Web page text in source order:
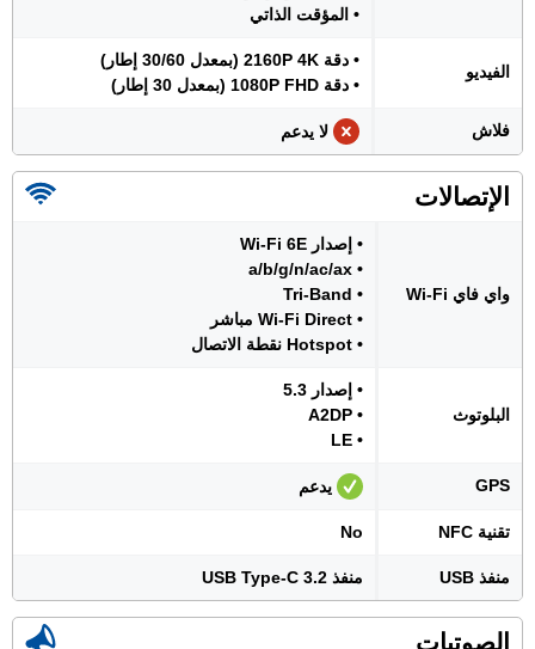
• المؤقت الذاتي
الفيديو
• دقة 2160P 4K (بمعدل 30/60 إطار)
• دقة 1080P FHD (بمعدل 30 إطار)
فلاش لا يدعم
الإتصالات
واي فاي Wi-Fi
• إصدار Wi-Fi 6E
• a/b/g/n/ac/ax
• Tri-Band
• Wi-Fi Direct مباشر
• Hotspot نقطة الاتصال
البلوتوث
• إصدار 5.3
• A2DP
• LE
GPS يدعم
تقنية NFC No
منفذ USB منفذ USB Type-C 3.2
الصوتيات